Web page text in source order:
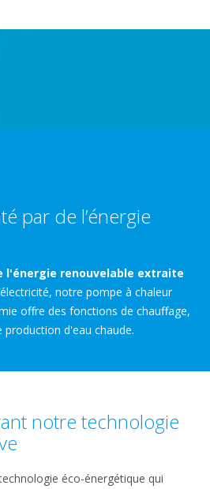
par de l’énergie
l'énergie renouvelable extraite
notre pompe à chaleur
offre des fonctions de chauffage,
d'eau chaude.
notre technologie
éco-énergétique qui